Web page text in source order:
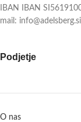
IBAN IBAN
mail:
Podjetje
O nas